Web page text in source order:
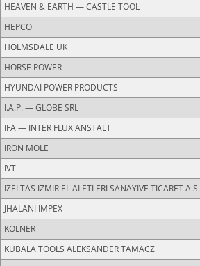
HEAVEN & EARTH — CASTLE TOOL
HEPCO
HOLMSDALE UK
HORSE POWER
HYUNDAI POWER PRODUCTS
I.A.P. — GLOBE SRL
IFA — INTER FLUX ANSTALT
IRON MOLE
IVT
IZELTAS IZMIR EL ALETLERI SANAYIVE TICARET A.S.
JHALANI IMPEX
KOLNER
KUBALA TOOLS ALEKSANDER TAMACZ